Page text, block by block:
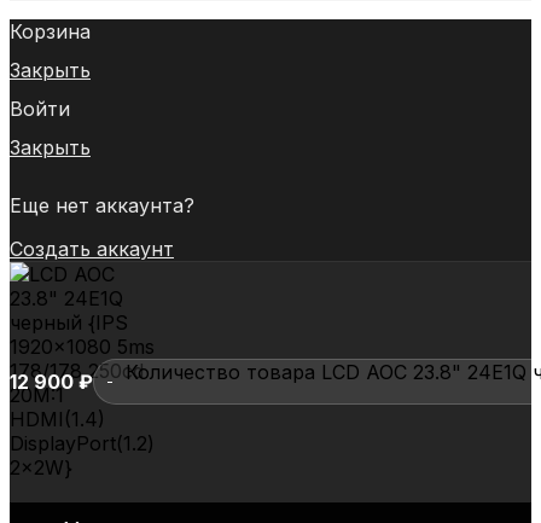
Корзина
Закрыть
Войти
Закрыть
Еще нет аккаунта?
Создать аккаунт
12 900₽ Количество товара LCD AOC 23.8"